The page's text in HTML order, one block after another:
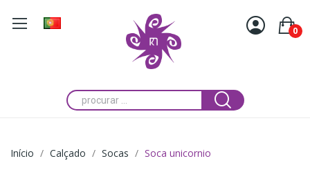
0
Início Calçado Socas Soca unicornio